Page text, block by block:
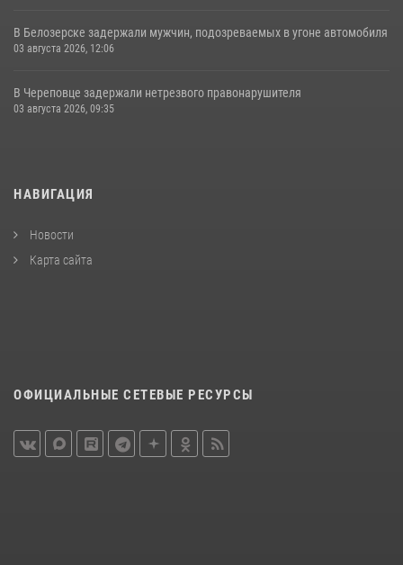
В Белозерске задержали мужчин, подозреваемых в угоне автомобиля
03 августа 2026, 12:06
В Череповце задержали нетрезвого правонарушителя
03 августа 2026, 09:35
НАВИГАЦИЯ
Новости
Карта сайта
ОФИЦИАЛЬНЫЕ СЕТЕВЫЕ РЕСУРСЫ